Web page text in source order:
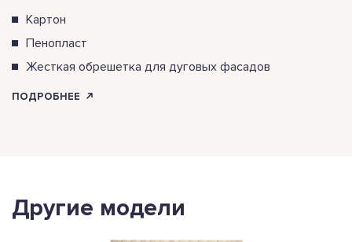
Картон
Пенопласт
Жесткая обрешетка для дуговых фасадов
ПОДРОБНЕЕ
Другие модели